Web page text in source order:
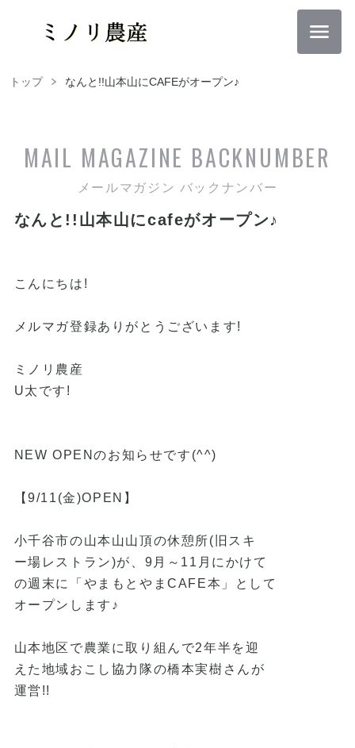
トップ なんと!!山本山にCAFEがオープン♪
MAIL MAGAZINE BACKNUMBER
メールマガジン バックナンバー
なんと!!山本山にcafeがオープン♪
こんにちは!
メルマガ登録ありがとうございます!
ミノリ農産
U太です!
NEW OPENのお知らせです(^^)
【9/11(金)OPEN】
小千谷市の山本山山頂の休憩所(旧スキ
ー場レストラン)が、9月～11月にかけて
の週末に「やまもとやまCAFE本」として
オープンします♪
山本地区で農業に取り組んで2年半を迎
えた地域おこし協力隊の橋本実樹さんが
運営!!